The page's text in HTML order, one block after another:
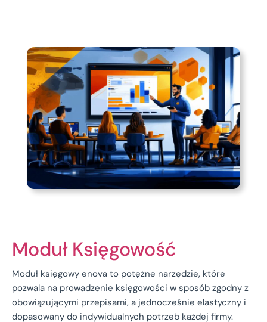
Moduł Księgowość
Moduł księgowy enova to potężne narzędzie, które
pozwala na prowadzenie księgowości w sposób zgodny z
obowiązującymi przepisami, a jednocześnie elastyczny i
dopasowany do indywidualnych potrzeb każdej firmy.